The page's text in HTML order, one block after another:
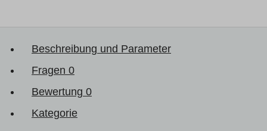
Beschreibung und Parameter
Fragen 0
Bewertung 0
Kategorie